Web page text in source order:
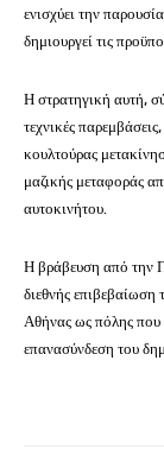
ενισχύει την
δημιουργεί τις
Η στρατηγική αυτή,
τεχνικές
κουλτούρας
μαζικής μεταφοράς
αυτοκινήτου.
Η βράβευση από την
διεθνής
Αθήνας ως πόλης που
επανασύνδεση του